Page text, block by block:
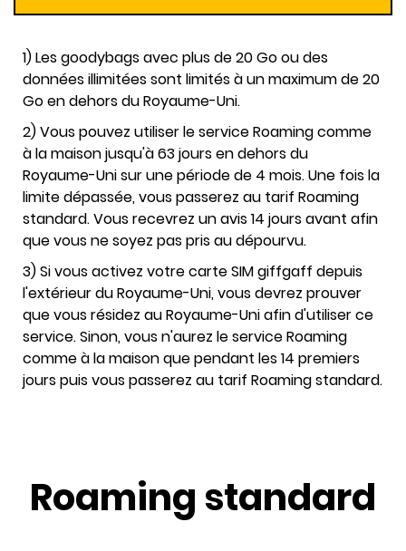
1) Les goodybags avec plus de 20 Go ou des
données illimitées sont limités à un maximum de 20
Go en dehors du Royaume-Uni.
2) Vous pouvez utiliser le service Roaming comme
à la maison jusqu'à 63 jours en dehors du
Royaume-Uni sur une période de 4 mois. Une fois la
limite dépassée, vous passerez au tarif Roaming
standard. Vous recevrez un avis 14 jours avant afin
que vous ne soyez pas pris au dépourvu.
3) Si vous activez votre carte SIM giffgaff depuis
l'extérieur du Royaume-Uni, vous devrez prouver
que vous résidez au Royaume-Uni afin d'utiliser ce
service. Sinon, vous n'aurez le service Roaming
comme à la maison que pendant les 14 premiers
jours puis vous passerez au tarif Roaming standard.
Roaming standard